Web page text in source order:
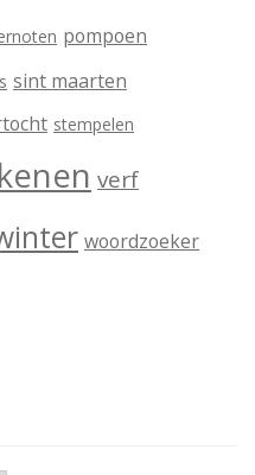
pompoen
sint maarten
stempelen
verf
woordzoeker